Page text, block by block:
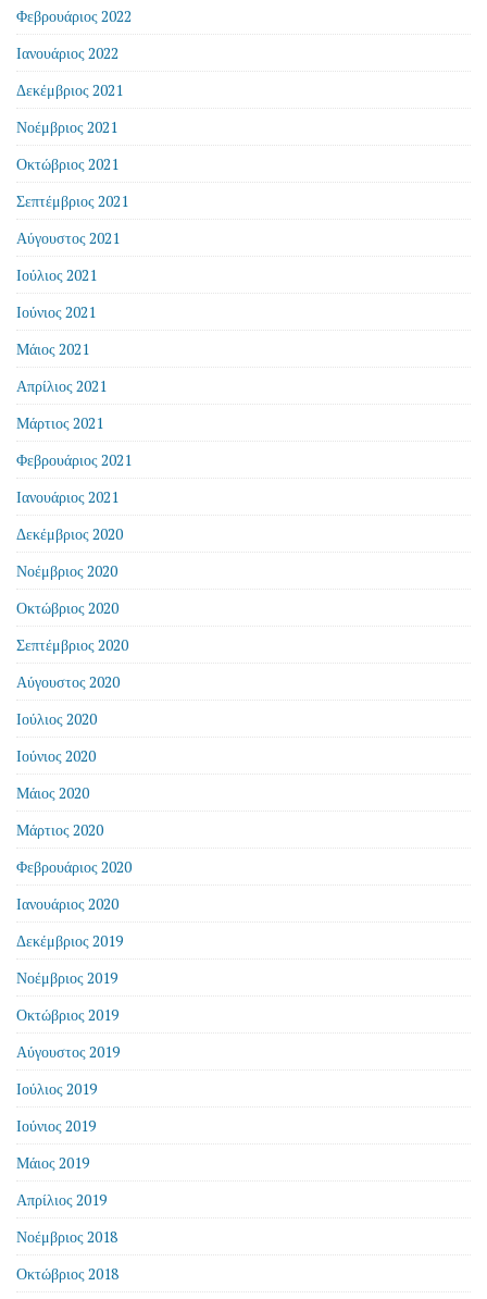
Φεβρουάριος 2022
Ιανουάριος 2022
Δεκέμβριος 2021
Νοέμβριος 2021
Οκτώβριος 2021
Σεπτέμβριος 2021
Αύγουστος 2021
Ιούλιος 2021
Ιούνιος 2021
Μάιος 2021
Απρίλιος 2021
Μάρτιος 2021
Φεβρουάριος 2021
Ιανουάριος 2021
Δεκέμβριος 2020
Νοέμβριος 2020
Οκτώβριος 2020
Σεπτέμβριος 2020
Αύγουστος 2020
Ιούλιος 2020
Ιούνιος 2020
Μάιος 2020
Μάρτιος 2020
Φεβρουάριος 2020
Ιανουάριος 2020
Δεκέμβριος 2019
Νοέμβριος 2019
Οκτώβριος 2019
Αύγουστος 2019
Ιούλιος 2019
Ιούνιος 2019
Μάιος 2019
Απρίλιος 2019
Νοέμβριος 2018
Οκτώβριος 2018